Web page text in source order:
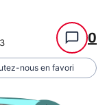
0
nous en favori